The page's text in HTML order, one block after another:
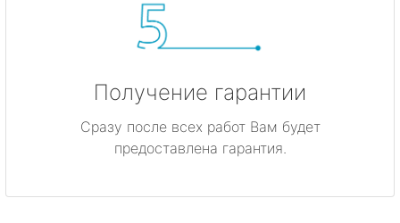
Получение гарантии
Сразу после всех работ Вам будет
предоставлена гарантия.